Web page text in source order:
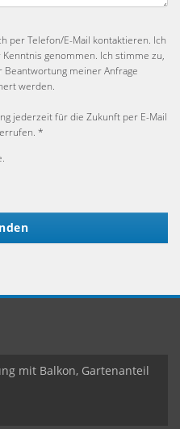
per Telefon/E-Mail kontaktieren. Ich
Kenntnis genommen. Ich stimme zu,
Beantwortung meiner Anfrage
werden.
jederzeit für die Zukunft per E-Mail
*
mit Balkon, Gartenanteil